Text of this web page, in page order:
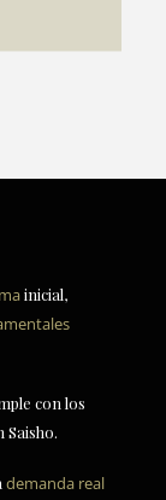
inicial,
con los
demanda real